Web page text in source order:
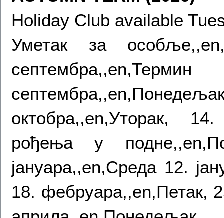
Holiday Club available
Уметак за
октобра,,en,Уторак,
рођења у
јануара,,en,Среда 12.
18. фебруара,,en,Петак,